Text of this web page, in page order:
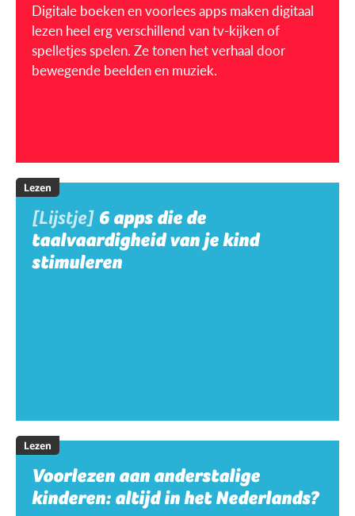
Digitale boeken en voorlees apps maken digitaal
lezen heel erg verschillend van tv-kijken of
spelletjes spelen. Ze tonen het verhaal door
bewegende beelden en muziek.
Lezen
[Lijstje] 6 apps die de
taalvaardigheid van je kind
stimuleren
Lezen
Voorlezen aan anderstalige
kinderen: altijd in het Nederlands?